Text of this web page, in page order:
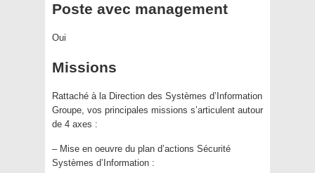
Poste avec management
Oui
Missions
Rattaché à la Direction des Systèmes d’Information
Groupe, vos principales missions s’articulent autour
de 4 axes :
– Mise en oeuvre du plan d’actions Sécurité
Systèmes d’Information :